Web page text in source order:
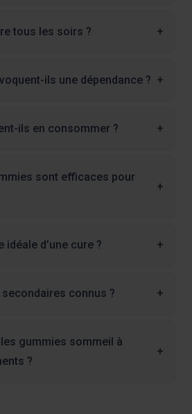
tous les soirs ? +
ils une dépendance ? +
ils en consommer ? +
sont efficaces pour
+
idéale d’une cure ? +
connus ? +
gummies sommeil à
?
+